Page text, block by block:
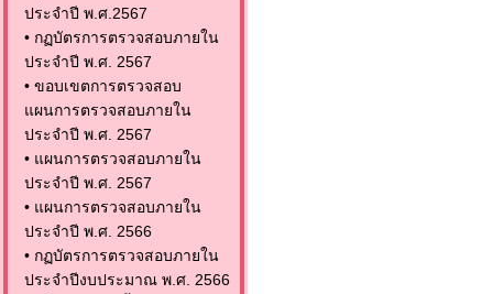
ประจำปี พ.ศ.2567
• กฏบัตรการตรวจสอบภายใน
ประจำปี พ.ศ. 2567
• ขอบเขตการตรวจสอบ
แผนการตรวจสอบภายใน
ประจำปี พ.ศ. 2567
• แผนการตรวจสอบภายใน
ประจำปี พ.ศ. 2567
• แผนการตรวจสอบภายใน
ประจำปี พ.ศ. 2566
• กฏบัตรการตรวจสอบภายใน
ประจำปีงบประมาณ พ.ศ. 2566